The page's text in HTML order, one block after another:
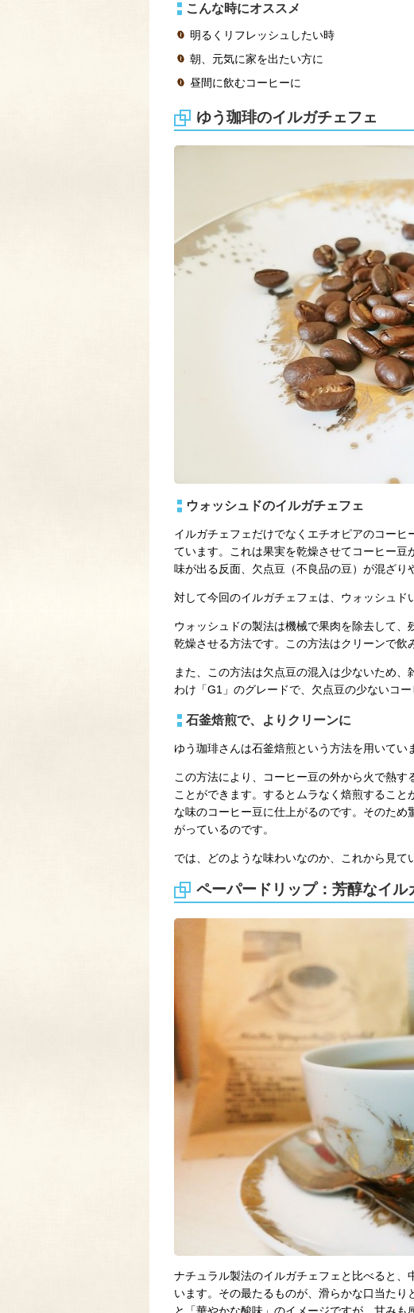
こんな時にオススメ
明るくリフレッシュしたい時
朝、元気に家を出たい方に
昼間に飲むコーヒーに
ゆう珈琲のイルガチェフェ
ウォッシュドのイルガチェフェ
イルガチェフェだけでなくエチオピアのコー
ています。これは果実を乾燥させてコーヒー
味が出る反面、欠点豆（不良品の豆）が混ざり
対して今回のイルガチェフェは、ウォッシュド
ウォッシュドの製法は機械で果肉を除去して
乾燥させる方法です。この方法はクリーンで飲
また、この方法は欠点豆の混入は少ないため
わけ「G1」のグレードで、欠点豆の少ないコー
石釜焙煎で、よりクリーンに
ゆう珈琲さんは石釜焙煎という方法を用いてい
この方法により、コーヒー豆の外から火で熱
ことができます。するとムラなく焙煎するこ
な味のコーヒー豆に仕上がるのです。そのた
がっているのです。
では、どのような味わいなのか、これから見て
ペーパードリップ：芳醇なイル
ナチュラル製法のイルガチェフェと比べると
います。その最たるものが、滑らかな口当たり